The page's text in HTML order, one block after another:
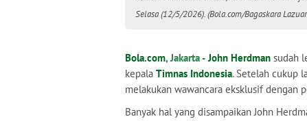
Selasa (12/5/2026). (Bola.com/Bagaskara
Bola.com, Jakarta - John Herdman sudah
kepala Timnas Indonesia. Setelah cukup
melakukan wawancara eksklusif dengan
Banyak hal yang disampaikan John